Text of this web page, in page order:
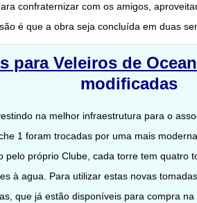
confraternizar com os amigos,
é que a obra seja concluída em duas
para Veleiros de
modificadas
na melhor infraestrutura para o
1 foram trocadas por uma mais
pelo próprio Clube, cada torre tem quatro
à agua. Para utilizar estas novas
que já estão disponíveis para compra